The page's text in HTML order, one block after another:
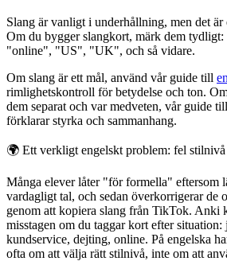
Slang är vanligt i underhållning, men det är
Om du bygger slangkort, märk dem
"online", "US", "UK", och så vidare.
Om slang är ett mål, använd vår guide till
rimlighetskontroll för betydelse och ton.
dem separat och var medveten, vår guide till
förklarar styrka och sammanhang.
🌍 Ett verkligt engelskt problem: fel stilnivå
Många elever låter "för formella" eftersom
vardagligt tal, och sedan överkorrigerar de
genom att kopiera slang från TikTok. Anki
misstagen om du taggar kort efter situation:
kundservice, dejting, online. På engelska
ofta om att välja rätt stilnivå, inte om att